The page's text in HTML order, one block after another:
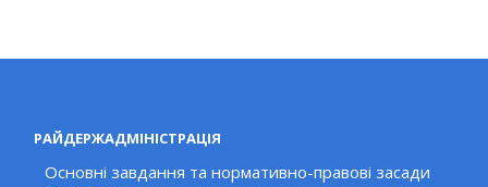
РАЙДЕРЖАДМІНІСТРАЦІЯ
Основні завдання та нормативно-правові засади